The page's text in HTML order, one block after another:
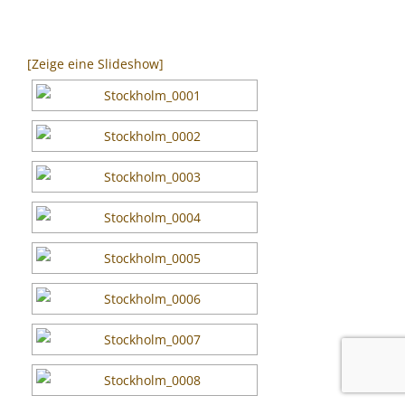
[Zeige eine Slideshow]